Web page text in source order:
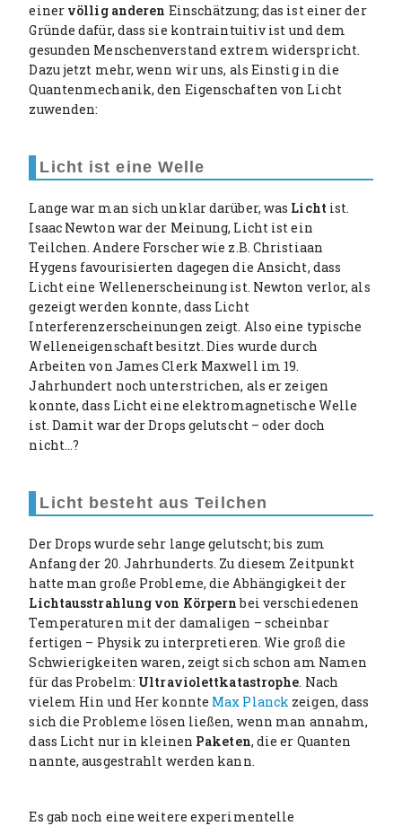
einer völlig anderen Einschätzung; das ist einer der
Gründe dafür, dass sie kontraintuitiv ist und dem
gesunden Menschenverstand extrem widerspricht.
Dazu jetzt mehr, wenn wir uns, als Einstig in die
Quantenmechanik, den Eigenschaften von Licht
zuwenden:
Licht ist eine Welle
Lange war man sich unklar darüber, was Licht ist.
Isaac Newton war der Meinung, Licht ist ein
Teilchen. Andere Forscher wie z.B. Christiaan
Hygens favourisierten dagegen die Ansicht, dass
Licht eine Wellenerscheinung ist. Newton verlor, als
gezeigt werden konnte, dass Licht
Interferenzerscheinungen zeigt. Also eine typische
Welleneigenschaft besitzt. Dies wurde durch
Arbeiten von James Clerk Maxwell im 19.
Jahrhundert noch unterstrichen, als er zeigen
konnte, dass Licht eine elektromagnetische Welle
ist. Damit war der Drops gelutscht – oder doch
nicht…?
Licht besteht aus Teilchen
Der Drops wurde sehr lange gelutscht; bis zum
Anfang der 20. Jahrhunderts. Zu diesem Zeitpunkt
hatte man große Probleme, die Abhängigkeit der
Lichtausstrahlung von Körpernbei verschiedenen
Temperaturen mit der damaligen – scheinbar
fertigen – Physik zu interpretieren. Wie groß die
Schwierigkeiten waren, zeigt sich schon am Namen
für das Probelm: Ultraviolettkatastrophe. Nach
vielem Hin und Her konnte Max Planck zeigen, dass
sich die Probleme lösen ließen, wenn man annahm,
dass Licht nur in kleinen Paketen, die er Quanten
nannte, ausgestrahlt werden kann.
Es gab noch eine weitere experimentelle